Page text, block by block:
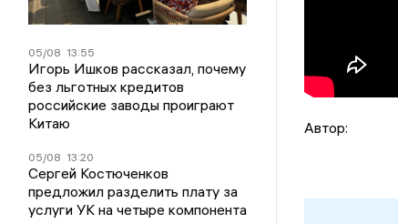
05/08 13:55
Игорь Ишков рассказал, почему
без льготных кредитов
российские заводы проиграют
Китаю
05/08 13:20
Сергей Костюченков
предложил разделить плату за
услуги УК на четыре компонента
Автор: